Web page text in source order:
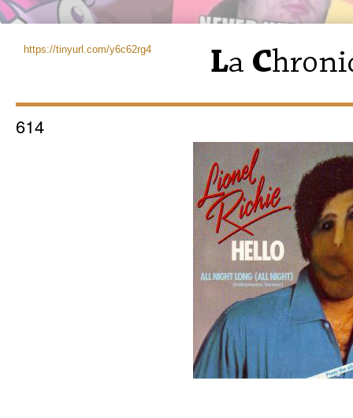
https://tinyurl.com/y6c62rg4
614